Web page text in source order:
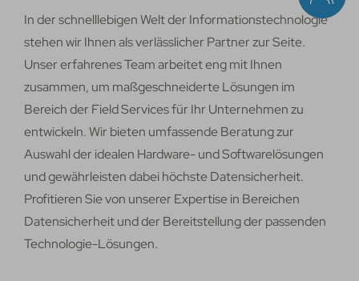
In der schnelllebigen Welt der Informationstechnologie
stehen wir Ihnen als verlässlicher Partner zur Seite.
Unser erfahrenes Team arbeitet eng mit Ihnen
zusammen, um maßgeschneiderte Lösungen im
Bereich der Field Services für Ihr Unternehmen zu
entwickeln. Wir bieten umfassende Beratung zur
Auswahl der idealen Hardware- und Softwarelösungen
und gewährleisten dabei höchste Datensicherheit.
Profitieren Sie von unserer Expertise in Bereichen
Datensicherheit und der Bereitstellung der passenden
Technologie-Lösungen.